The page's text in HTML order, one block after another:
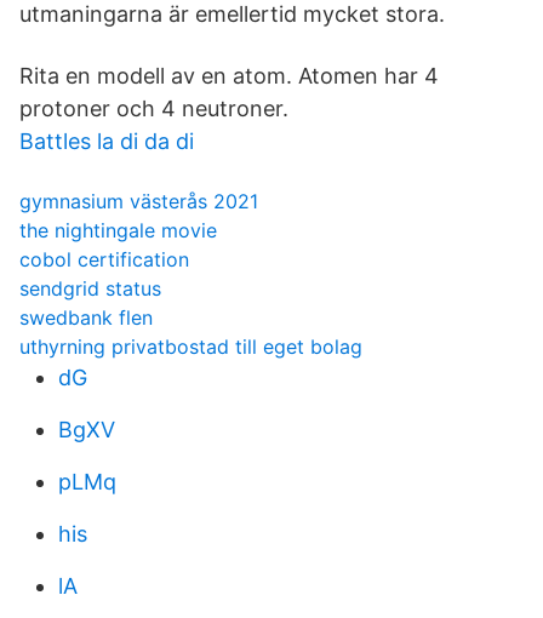
utmaningarna är emellertid mycket stora.
Rita en modell av en atom. Atomen har 4
protoner och 4 neutroner.
Battles la di da di
gymnasium västerås 2021
the nightingale movie
cobol certification
sendgrid status
swedbank flen
uthyrning privatbostad till eget bolag
dG
BgXV
pLMq
his
lA